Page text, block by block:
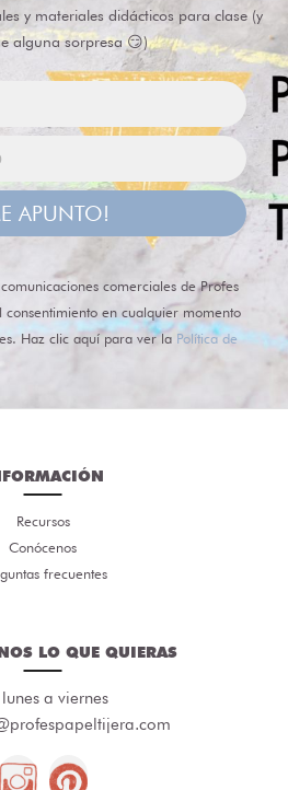
y materiales didácticos para clase (y
alguna sorpresa 😏)
APUNTO!
comerciales de Profes
consentimiento en cualquier momento
Haz clic aquí para ver la Política de
Recursos
Conócenos
frecuentes
LO QUE QUIERAS
a viernes